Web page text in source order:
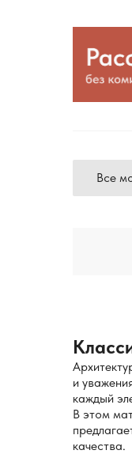
Все
и
каждый
В этом
качества.